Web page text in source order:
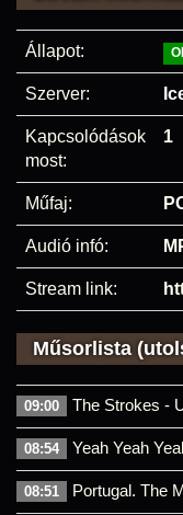
Állapot:
Szerver:
Kapcsolódások
most:
1
Műfaj:
Audió infó:
Stream link:
Műsorlista
09:00 The Strokes -
08:54 Yeah Yeah
08:51 Portugal. The